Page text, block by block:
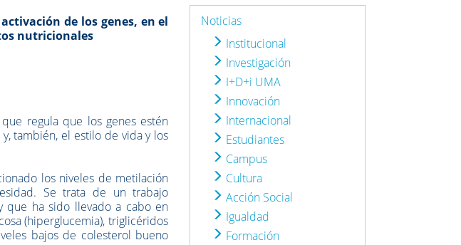
de los genes, en el
nutricionales
regula que los genes estén
y, también, el estilo de vida y los
los niveles de metilación
Se trata de un trabajo
que ha sido llevado a cabo en
(hiperglucemia), triglicéridos
bajos de colesterol bueno
Noticias
Institucional
Investigación
I+D+i UMA
Innovación
Internacional
Estudiantes
Campus
Cultura
Acción Social
Igualdad
Formación